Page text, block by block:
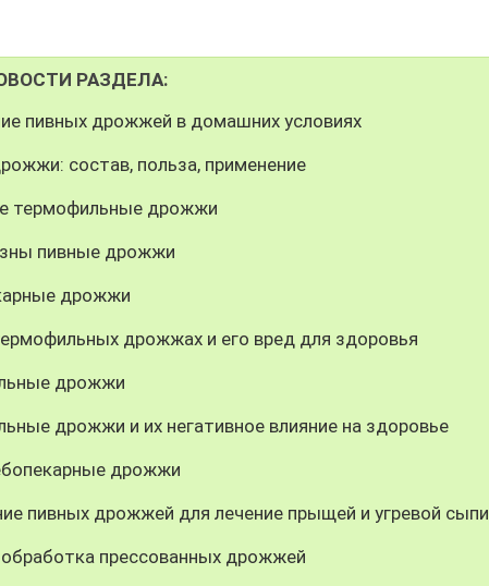
РАЗДЕЛА:
пивных дрожжей в домашних условиях
состав, польза, применение
термофильные дрожжи
пивные дрожжи
дрожжи
дрожжах и его вред для здоровья
дрожжи
дрожжи и их негативное влияние на здоровье
дрожжи
пивных дрожжей для лечение прыщей и угревой сыпи
прессованных дрожжей